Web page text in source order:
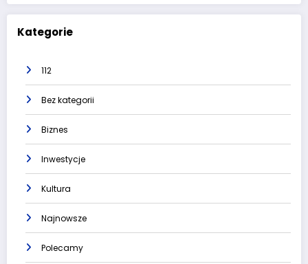
Kategorie
112
Bez kategorii
Biznes
Inwestycje
Kultura
Najnowsze
Polecamy